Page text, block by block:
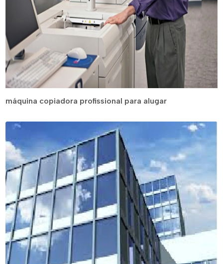
máquina copiadora profissional para alugar